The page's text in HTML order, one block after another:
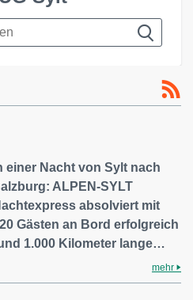
einer Nacht von Sylt nach
ALPEN-SYLT
absolviert mit
Gästen an Bord erfolgreich
1.000 Kilometer lange…
mehr